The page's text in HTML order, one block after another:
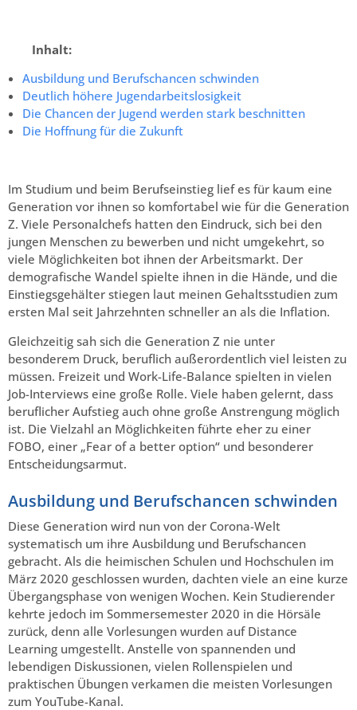
Inhalt:
Ausbildung und Berufschancen schwinden
Deutlich höhere Jugendarbeitslosigkeit
Die Chancen der Jugend werden stark beschnitten
Die Hoffnung für die Zukunft
Im Studium und beim Berufseinstieg lief es für kaum eine
Generation vor ihnen so komfortabel wie für die Generation
Z. Viele Personalchefs hatten den Eindruck, sich bei den
jungen Menschen zu bewerben und nicht umgekehrt, so
viele Möglichkeiten bot ihnen der Arbeitsmarkt. Der
demografische Wandel spielte ihnen in die Hände, und die
Einstiegsgehälter stiegen laut meinen Gehaltsstudien zum
ersten Mal seit Jahrzehnten schneller an als die Inflation.
Gleichzeitig sah sich die Generation Z nie unter
besonderem Druck, beruflich außerordentlich viel leisten zu
müssen. Freizeit und Work-Life-Balance spielten in vielen
Job-Interviews eine große Rolle. Viele haben gelernt, dass
beruflicher Aufstieg auch ohne große Anstrengung möglich
ist. Die Vielzahl an Möglichkeiten führte eher zu einer
FOBO, einer „Fear of a better option“ und besonderer
Entscheidungsarmut.
Ausbildung und Berufschancen schwinden
Diese Generation wird nun von der Corona-Welt
systematisch um ihre Ausbildung und Berufschancen
gebracht. Als die heimischen Schulen und Hochschulen im
März 2020 geschlossen wurden, dachten viele an eine kurze
Übergangsphase von wenigen Wochen. Kein Studierender
kehrte jedoch im Sommersemester 2020 in die Hörsäle
zurück, denn alle Vorlesungen wurden auf Distance
Learning umgestellt. Anstelle von spannenden und
lebendigen Diskussionen, vielen Rollenspielen und
praktischen Übungen verkamen die meisten Vorlesungen
zum YouTube-Kanal.